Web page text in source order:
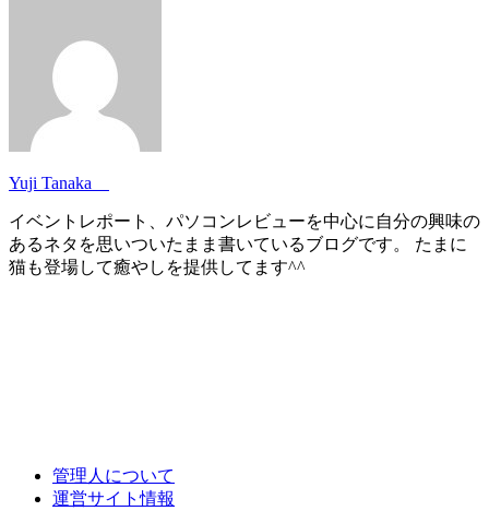
Yuji Tanaka
イベントレポート、パソコンレビューを中心に自分の興味の
あるネタを思いついたまま書いているブログです。 たまに
猫も登場して癒やしを提供してます^^
管理人について
運営サイト情報